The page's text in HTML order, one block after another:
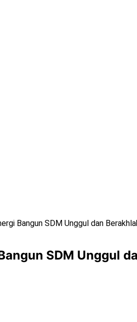
Bangun SDM Unggul dan
SDM Unggul